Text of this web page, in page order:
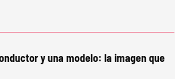
y una modelo: la imagen que